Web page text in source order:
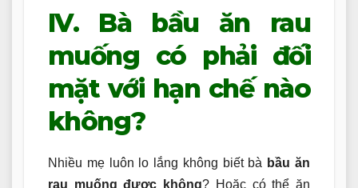
IV. Bà bầu ăn rau
muống có phải đối
mặt với hạn chế nào
không?
Nhiều mẹ luôn lo lắng không biết bà bầu ăn
rau muống được không? Hoặc có thể ăn